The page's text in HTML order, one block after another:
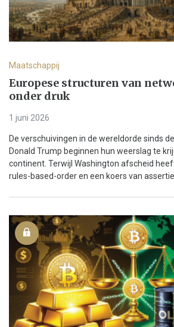
Maatschappij
Europese structuren van
onder druk
1 juni 2026
De verschuivingen in de wereldorde sinds
Donald Trump beginnen hun weerslag te
continent. Terwijl Washington afscheid
rules-based-order en een koers van